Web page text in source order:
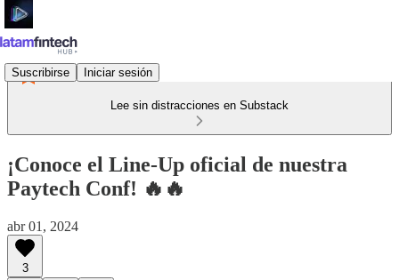
Suscribirse Iniciar sesión
Lee sin distracciones en Substack
¡Conoce el Line-Up oficial de nuestra
Paytech Conf! 🔥​🔥​
abr 01, 2024
3